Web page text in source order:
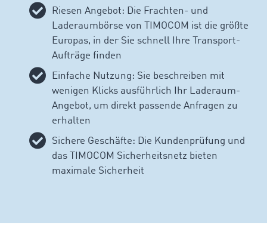
Riesen Angebot: Die Frachten- und
Laderaumbörse von TIMOCOM ist die größte
Europas, in der Sie schnell Ihre Transport-
Aufträge finden
Einfache Nutzung: Sie beschreiben mit
wenigen Klicks ausführlich Ihr Laderaum-
Angebot, um direkt passende Anfragen zu
erhalten
Sichere Geschäfte: Die Kundenprüfung und
das TIMOCOM Sicherheitsnetz bieten
maximale Sicherheit